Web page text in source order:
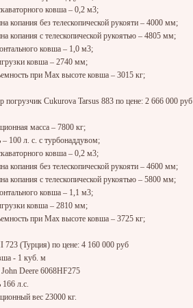
информацию о продаже
нему за долги земельных
принадлежавших депутату
Думы РФВладимиру Плигину.
рублей между 10
первые десять меств
Фондом ЖКХ рейтинге
реализации программ фонда,
сложности 1 миллиард
поощрения, бонусы в
составили от 45 миллионов
рублей
, сообщил фонд в
создать на Большой
Анны Ахматовой
ковша – 0,2 м3;
копания без телескопической рукояти – 4000 мм;
копания с телескопической рукоятью – 4805 мм;
ковша – 1,0 м3;
ковша – 2740 мм;
при Max высоте ковша – 3015 кг;
погрузчик Cukurova Tarsus 883 по цене: 2 666 000 руб
масса – 7800 кг;
100 л. с. с турбонаддувом;
ковша – 0,2 м3;
копания без телескопической рукояти – 4600 мм;
копания с телескопической рукоятью – 5800 мм;
ковша – 1,1 м3;
ковша – 2810 мм;
при Max высоте ковша – 3725 кг;
723 (Турция) по цене: 4 160 000 руб
- 1 куб. м
John Deere 6068HF275
л.с.
вес 23000 кг.